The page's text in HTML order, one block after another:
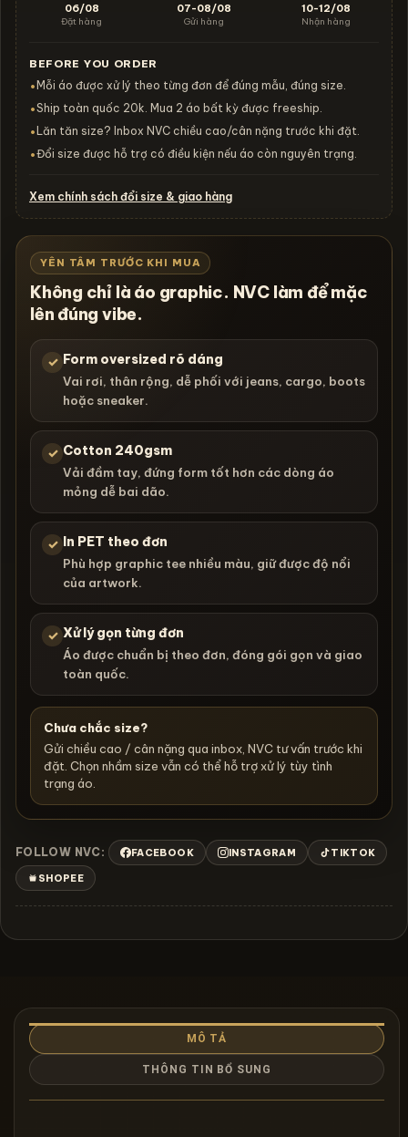
06/08
Đặt hàng
07-08/08
Gửi hàng
10-12/08
Nhận hàng
BEFORE YOU ORDER
•Mỗi áo được xử lý theo từng đơn để đúng mẫu, đúng size.
•Ship toàn quốc 20k. Mua 2 áo bất kỳ được freeship.
•Lăn tăn size? Inbox NVC chiều cao/cân nặng trước khi đặt.
•Đổi size được hỗ trợ có điều kiện nếu áo còn nguyên trạng.
Xem chính sách đổi size & giao hàng
YÊN TÂM TRƯỚC KHI MUA
Không chỉ là áo graphic. NVC làm để mặc
lên đúng vibe.
✓ Form oversized rõ dáng
Vai rơi, thân rộng, dễ phối với jeans, cargo, boots
hoặc sneaker.
✓ Cotton 240gsm
Vải đầm tay, đứng form tốt hơn các dòng áo
mỏng dễ bai dão.
✓ In PET theo đơn
Phù hợp graphic tee nhiều màu, giữ được độ nổi
của artwork.
✓ Xử lý gọn từng đơn
Áo được chuẩn bị theo đơn, đóng gói gọn và giao
toàn quốc.
Chưa chắc size?
Gửi chiều cao / cân nặng qua inbox, NVC tư vấn trước khi
đặt. Chọn nhầm size vẫn có thể hỗ trợ xử lý tùy tình
trạng áo.
FOLLOW NVC: FACEBOOK INSTAGRAM
TIKTOK
SHOPEE
MÔ TẢ
THÔNG TIN BỔ SUNG